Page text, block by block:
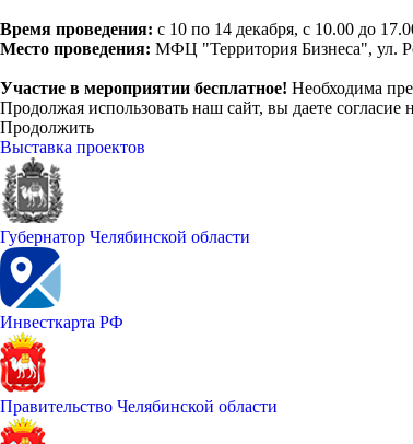
Время проведения: с 10 по 14 декабря, с 10.00 до
Место проведения: МФЦ "Территория Бизнеса", ул.
Участие в мероприятии бесплатное! Необходима
Продолжая использовать наш сайт, вы даете согласие
Продолжить
Выставка проектов
Губернатор Челябинской области
Инвесткарта РФ
Правительство Челябинской области